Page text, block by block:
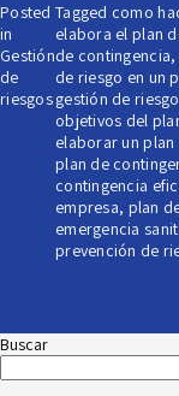
Posted
in
Gestión
de
riesgos
Tagged como
elabora el plan
de contingencia,
de riesgo en un
gestión de
objetivos del
elaborar un
plan de
contingencia
empresa, plan
emergencia
prevención de
Buscar